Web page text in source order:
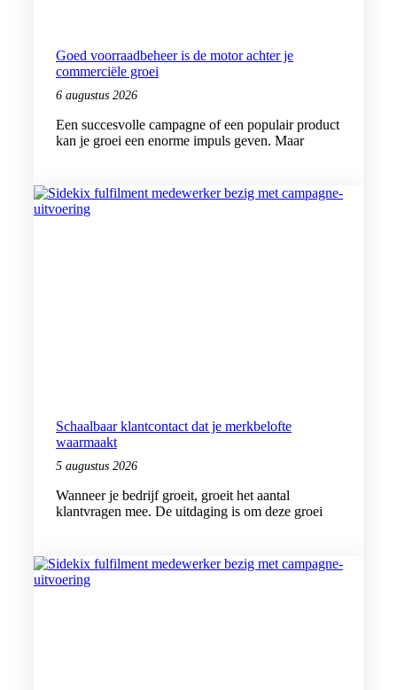
Goed voorraadbeheer is de motor achter je
commerciële groei
6 augustus 2026
Een succesvolle campagne of een populair product
kan je groei een enorme impuls geven. Maar
Schaalbaar klantcontact dat je merkbelofte
waarmaakt
5 augustus 2026
Wanneer je bedrijf groeit, groeit het aantal
klantvragen mee. De uitdaging is om deze groei